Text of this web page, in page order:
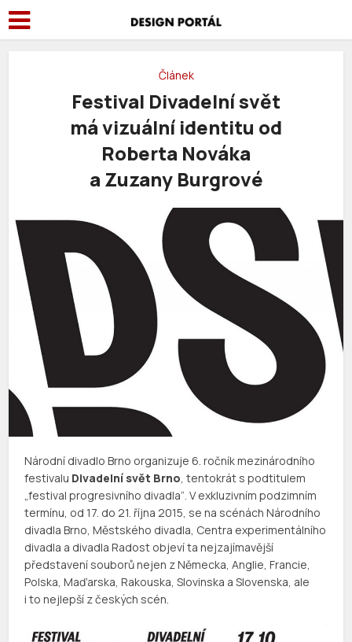
Článek
Festival Divadelní svět
má vizuální identitu od
Roberta Nováka
a Zuzany Burgrové
Národní divadlo Brno organizuje 6. ročník mezinárodního
festivalu Divadelní svět Brno, tentokrát s podtitulem
„festival progresivního divadla“. V exkluzivním podzimním
termínu, od 17. do 21. října 2015, se na scénách Národního
divadla Brno, Městského divadla, Centra experimentálního
divadla a divadla Radost objeví ta nejzajímavější
představení souborů nejen z Německa, Anglie, Francie,
Polska, Maďarska, Rakouska, Slovinska a Slovenska, ale
i to nejlepší z českých scén.